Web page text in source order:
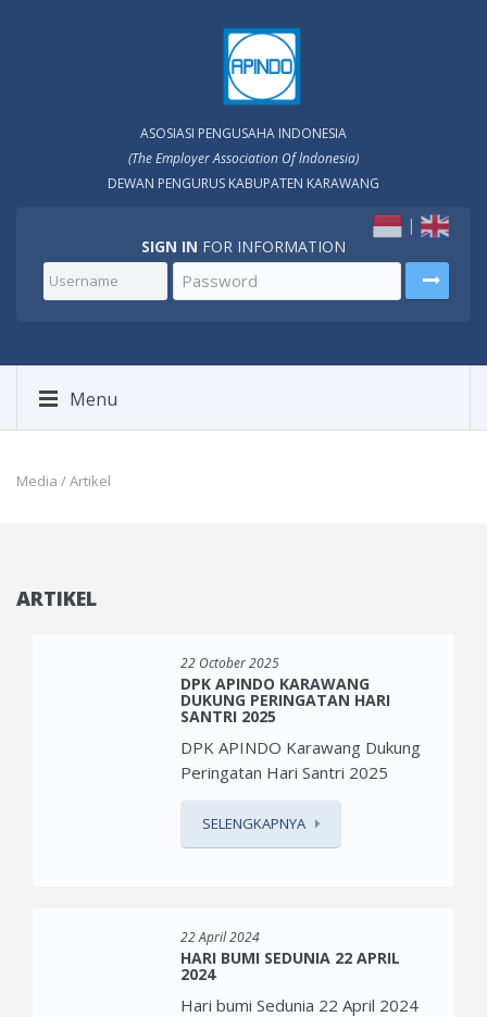
ASOSIASI PENGUSAHA INDONESIA
(The Employer Association Of lndonesia)
DEWAN PENGURUS KABUPATEN KARAWANG
|
SIGN IN FOR INFORMATION
Menu
Media / Artikel
ARTIKEL
22 October 2025
DPK APINDO KARAWANG
DUKUNG PERINGATAN HARI
SANTRI 2025
DPK APINDO Karawang Dukung
Peringatan Hari Santri 2025
SELENGKAPNYA
22 April 2024
HARI BUMI SEDUNIA 22 APRIL
2024
Hari bumi Sedunia 22 April 2024